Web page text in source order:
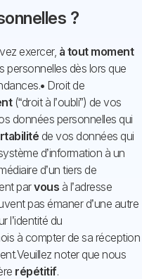
?
exercer, à tout moment
personnelles dès lors que
• Droit de
(“droit à l’oubli”) de vos
données personnelles qui
de vos données qui
d’information à un
d’un tiers de
parvous à l’adresse
pas émaner d’une autre
l’identité du
à compter de sa réception
Veuillez noter que nous
répétitif.